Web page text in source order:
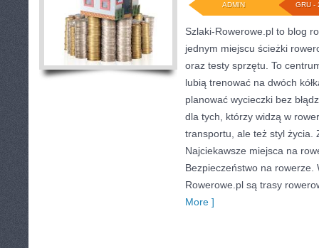
GRU -
ADMIN
Szlaki-Rowerowe.pl to blog
jednym miejscu ścieżki
oraz testy sprzętu. To
lubią trenować na dwóch
planować wycieczki bez
dla tych, którzy widzą w
transportu, ale też styl życia.
Najciekawsze miejsca na
Bezpieczeństwo na rowerze.
Rowerowe.pl są trasy
More ]